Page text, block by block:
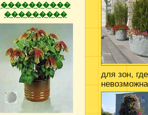
����������
���������
для зон,